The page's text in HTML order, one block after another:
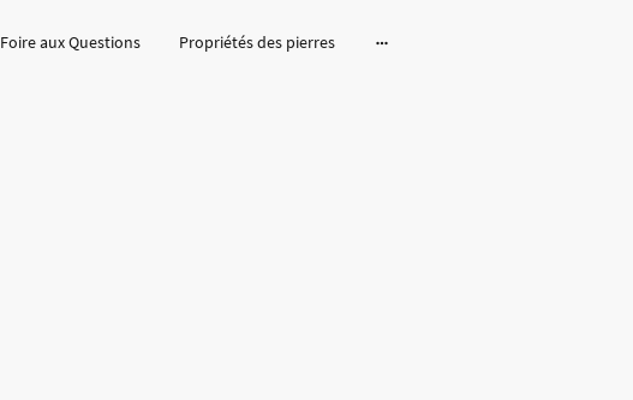
Foire aux Questions Propriétés des pierres